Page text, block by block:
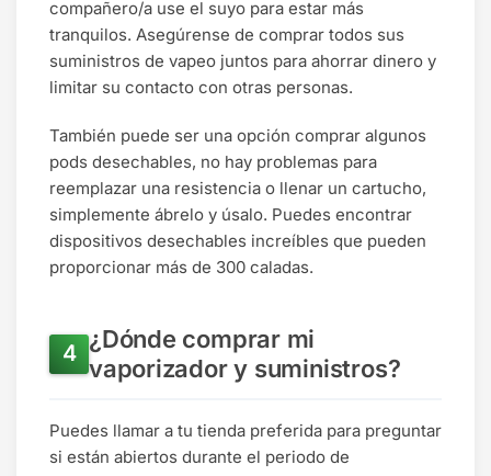
compañero/a use el suyo para estar más
tranquilos. Asegúrense de comprar todos sus
suministros de vapeo juntos para ahorrar dinero y
limitar su contacto con otras personas.
También puede ser una opción comprar algunos
pods desechables, no hay problemas para
reemplazar una resistencia o llenar un cartucho,
simplemente ábrelo y úsalo. Puedes encontrar
dispositivos desechables increíbles que pueden
proporcionar más de 300 caladas.
¿Dónde comprar mi
vaporizador y suministros?
Puedes llamar a tu tienda preferida para preguntar
si están abiertos durante el periodo de